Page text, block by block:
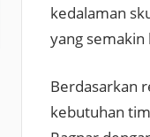
kedalaman
yang
Berdasarkan
kebutuhan